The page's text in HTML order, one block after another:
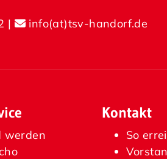
| info(at)tsv-handorf.de
werden
Kontakt
So